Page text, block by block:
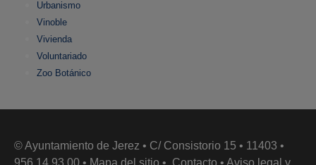
Urbanismo
Vinoble
Vivienda
Voluntariado
Zoo Botánico
© Ayuntamiento de Jerez • C/ Consistorio 15 • 11403 •